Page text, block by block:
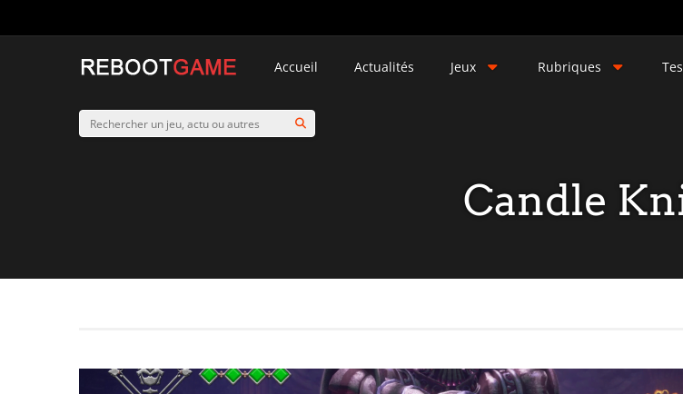
Accueil Actualités Jeux Rubriques
Candle